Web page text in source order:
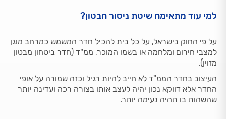
למי עוד מתאימה שיטת ניסור הבטון?
על פי החוק בישראל, על כל בית להכיל חדר המשמש כמרחב מוגן
למצבי חירום ומלחמה או בשמו המוכר, ממ"ד (חדר ביטחון מבטון
מזוין).
העיצוב בחדר הממ"ד לא חייב להיות רגיל וכזה שמורה על אופי
החדר אלא דווקא נכון יהיה לעצב אותו בצורה רכה ועדינה יותר
שהשהות בו תהיה נעימה יותר.